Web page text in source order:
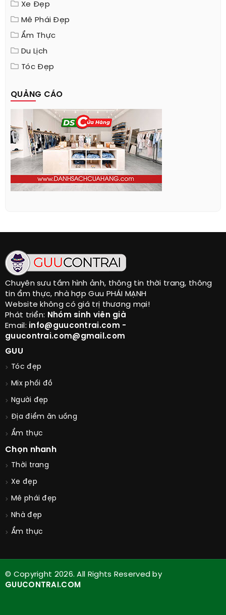
Xe Đẹp
Mê Phái Đẹp
Ẩm Thực
Du Lịch
Tóc Đẹp
QUẢNG CÁO
Chuyên sưu tầm hình ảnh, thông tin thời trang, thông
tin ẩm thực, nhà hợp Guu PHÁI MẠNH
Website không có giá trị thương mại!
Phát triển: Nhóm sinh viên già
Email: info@guucontrai.com -
guucontrai.com@gmail.com
GUU
Tóc đẹp
Mix phối đồ
Người đẹp
Địa điểm ăn uống
Ẩm thực
Chọn nhanh
Thời trang
Xe đẹp
Mê phái đẹp
Nhà đẹp
Ẩm thực
© Copyright 2026. All Rights Reserved by
GUUCONTRAI.COM